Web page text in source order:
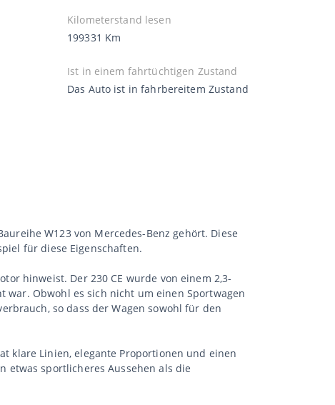
Kilometerstand lesen
199331 Km
Ist in einem fahrtüchtigen Zustand
Das Auto ist in fahrbereitem Zustand
W123 von Mercedes-Benz gehört. Diese
für diese Eigenschaften.
hinweist. Der 230 CE wurde von einem 2,3-
Obwohl es sich nicht um einen Sportwagen
so dass der Wagen sowohl für den
klare Linien, elegante Proportionen und einen
etwas sportlicheres Aussehen als die